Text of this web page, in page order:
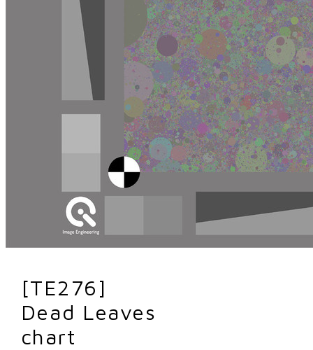
[TE276]
Dead Leaves
chart